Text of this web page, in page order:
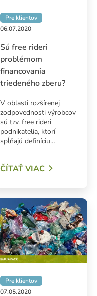
Pre klientov
06.07.2020
Sú free rideri
problémom
financovania
triedeného zberu?
V oblasti rozšírenej
zodpovednosti výrobcov
sú tzv. free rideri
podnikatelia, ktorí
spĺňajú definíciu…
ČÍTAŤ VIAC
Pre klientov
07.05.2020